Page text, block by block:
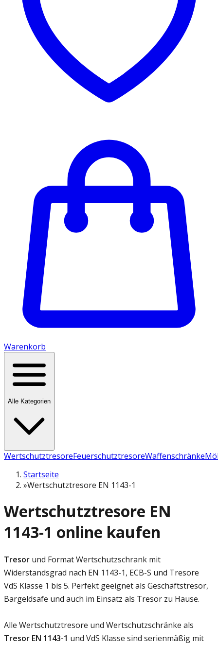
Warenkorb
Alle Kategorien
WertschutztresoreFeuerschutztresoreWaffenschränke
Startseite
»Wertschutztresore EN 1143-1
Wertschutztresore EN
1143-1 online kaufen
Tresor und Format Wertschutzschrank mit
Widerstandsgrad nach EN 1143-1, ECB-S und Tresore
VdS Klasse 1 bis 5. Perfekt geeignet als Geschäftstresor,
Bargeldsafe und auch im Einsatz als Tresor zu Hause.
Alle Wertschutztresore und Wertschutzschränke als
Tresor EN 1143-1 und VdS Klasse sind serienmäßig mit